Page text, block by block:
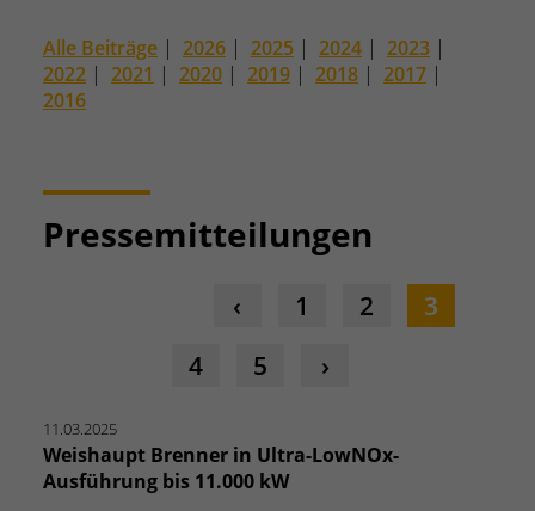
Alle Beiträge | 2026 | 2025 | 2024 | 2023 |
2022 | 2021 | 2020 | 2019 | 2018 | 2017 |
2016
Pressemitteilungen
1 2
3
4
5
11.03.2025
Weishaupt Brenner in Ultra-LowNOx-
Ausführung bis 11.000 kW